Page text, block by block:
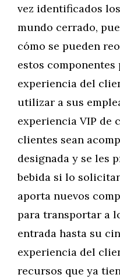
vez identificados
mundo cerrado,
cómo se pueden
estos
experiencia del
utilizar a sus
experiencia VIP de
clientes sean
designada y se les
bebida si lo
aporta nuevos
para transportar a
entrada hasta su
experiencia del
recursos que ya